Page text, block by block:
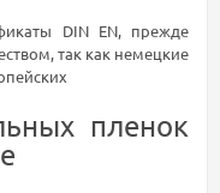
DIN EN, прежде
так как немецкие
пленок